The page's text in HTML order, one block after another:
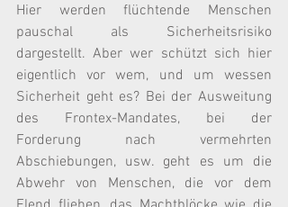
Hier werden flüchtende Menschen
pauschal als Sicherheitsrisiko
dargestellt. Aber wer schützt sich hier
eigentlich vor wem, und um wessen
Sicherheit geht es? Bei der Ausweitung
des Frontex-Mandates, bei der
Forderung nach vermehrten
Abschiebungen, usw. geht es um die
Abwehr von Menschen, die vor dem